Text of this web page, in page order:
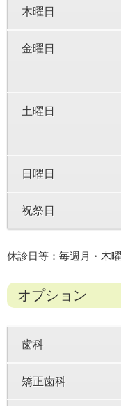
木曜日
金曜日
土曜日
日曜日
祝祭日
休診日等：毎週月・木
オプション
歯科
矯正歯科